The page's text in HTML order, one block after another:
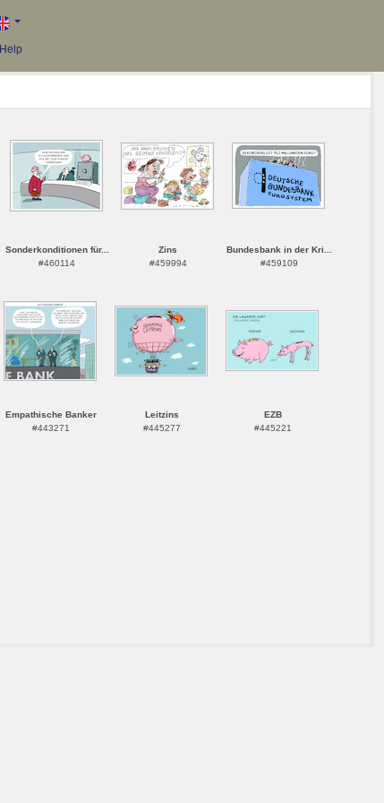
Help
Sonderkonditionen für...
#460114
Zins
#459994
Bundesbank in der Kri...
#459109
Empathische Banker
#443271
Leitzins
#445277
EZB
#445221